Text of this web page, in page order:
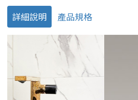
詳細說明 產品規格